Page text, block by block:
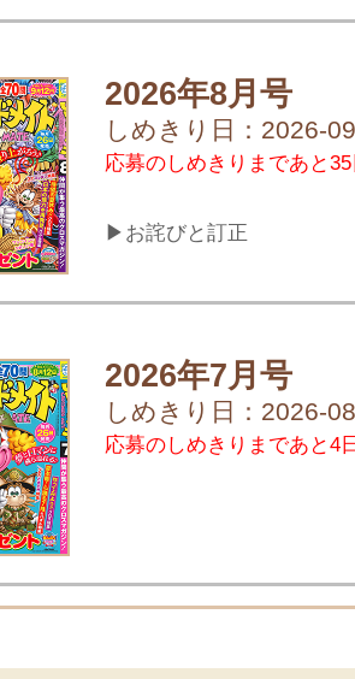
2026年8月号
しめきり日：2026-
応募のしめきりまであと
▶お詫びと訂正
2026年7月号
しめきり日：2026-
応募のしめきりまであと4